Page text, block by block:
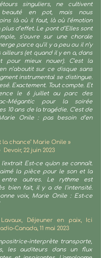
singuliers, ne cultivent
beauté en pot, mais nous
là où il faut, là où l’émotion
d’effet. Le pont d’Elles sont
s’ouvre sur une chorale
parce qu’il y a peu ou il n’y
ailleurs (et quand il y en a, dans
pour mieux nouer). C’est la
n’aboutit sur ce disque sans
instrumental se distingue.
Exactement. Tout compte. Et
le 6 juillet au parc des
Mégantic pour la soirée
10 ans de la tragédie. C’est de
Onile : pas besoin d’en
la chance" Marie Onile »
22 juin 2023
Est-ce qu'on se connaît.
la pièce pour le son et la
autres. Le rythme est
bien fait, il y a de l'intensité.
voix, Marie Onile : Est-ce
Déjeuner en paix, Ici
Canada, 11 mai 2023
interprète transporte,
les auditeurs dans un flux